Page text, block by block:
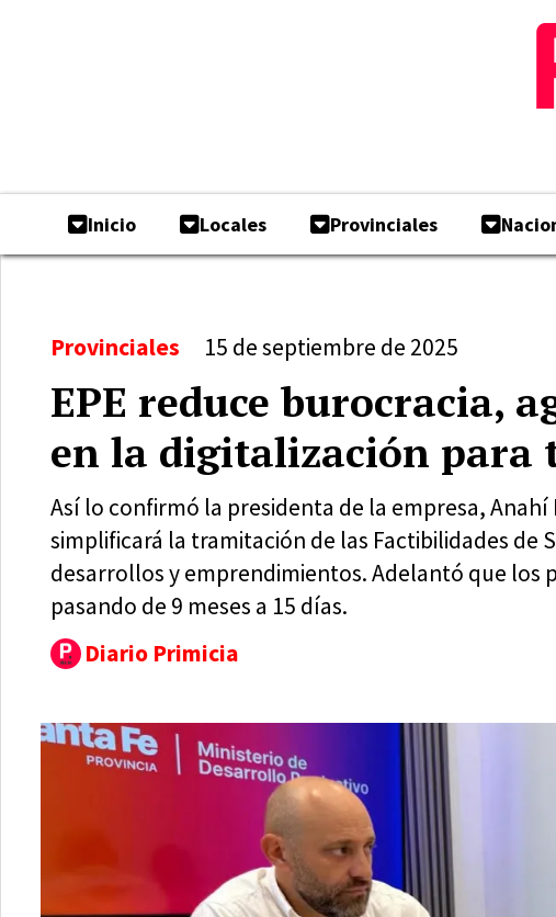
Inicio Locales Provinciales
EPE reduce burocracia,
en la digitalización para
Así lo confirmó la presidenta de la empresa,
simplificará la tramitación de las Factibilidades de
desarrollos y emprendimientos. Adelantó que los
pasando de 9 meses a 15 días.
Provinciales 15 de septiembre de 2025
Diario Primicia